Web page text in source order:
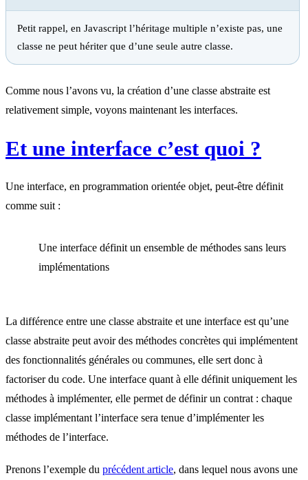
Petit rappel, en Javascript l’héritage multiple n’existe pas, une
classe ne peut hériter que d’une seule autre classe.
Comme nous l’avons vu, la création d’une classe abstraite est
relativement simple, voyons maintenant les interfaces.
Et une interface c’est quoi ?
Une interface, en programmation orientée objet, peut-être définit
comme suit :
Une interface définit un ensemble de méthodes sans leurs
implémentations
La différence entre une classe abstraite et une interface est qu’une
classe abstraite peut avoir des méthodes concrètes qui implémentent
des fonctionnalités générales ou communes, elle sert donc à
factoriser du code. Une interface quant à elle définit uniquement les
méthodes à implémenter, elle permet de définir un contrat : chaque
classe implémentant l’interface sera tenue d’implémenter les
méthodes de l’interface.
Prenons l’exemple du précédent article, dans lequel nous avons une